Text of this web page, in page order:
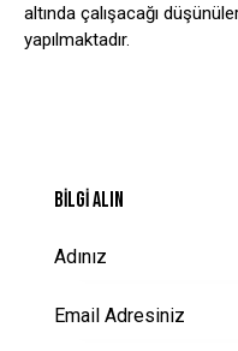
altında çalışacağı
yapılmaktadır.
BILGI ALIN